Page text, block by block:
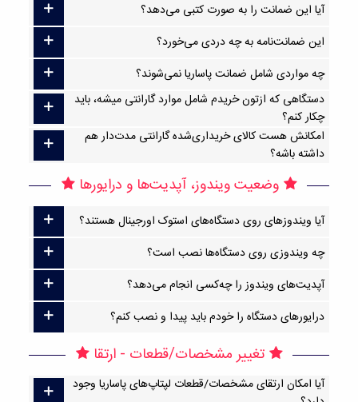
آیا این ضمانت را به صورت کتبی می‌دهد؟
این ضمانت‌نامه به چه دردی می‌خورد؟
چه مواردی شامل ضمانت پاساریا نمی‌شوند؟
دستگاهی که ازتون خریدم شامل موارد گارانتی میشه، باید
چکار کنم؟
امکانش هست کالای خریداری‌شده گارانتی مدت‌دار هم
داشته باشه؟
وضعیت ویندوز، آپدیت‌ها و درایورها
آیا ویندوزهای روی دستگاه‌های استوک اورجینال هستند؟
چه ویندوزی روی دستگاه‌ها نصب است؟
آپدیت‌های ویندوز را چه‌کسی انجام می‌دهد؟
درایورهای دستگاه را خودم باید پیدا و نصب کنم؟
تغییر مشخصات/قطعات - ارتقا
آیا امکان ارتقا‌ی مشخصات/قطعات لپتاپ‌های پاساریا وجود